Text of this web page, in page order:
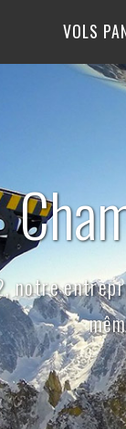
VOLS
notre